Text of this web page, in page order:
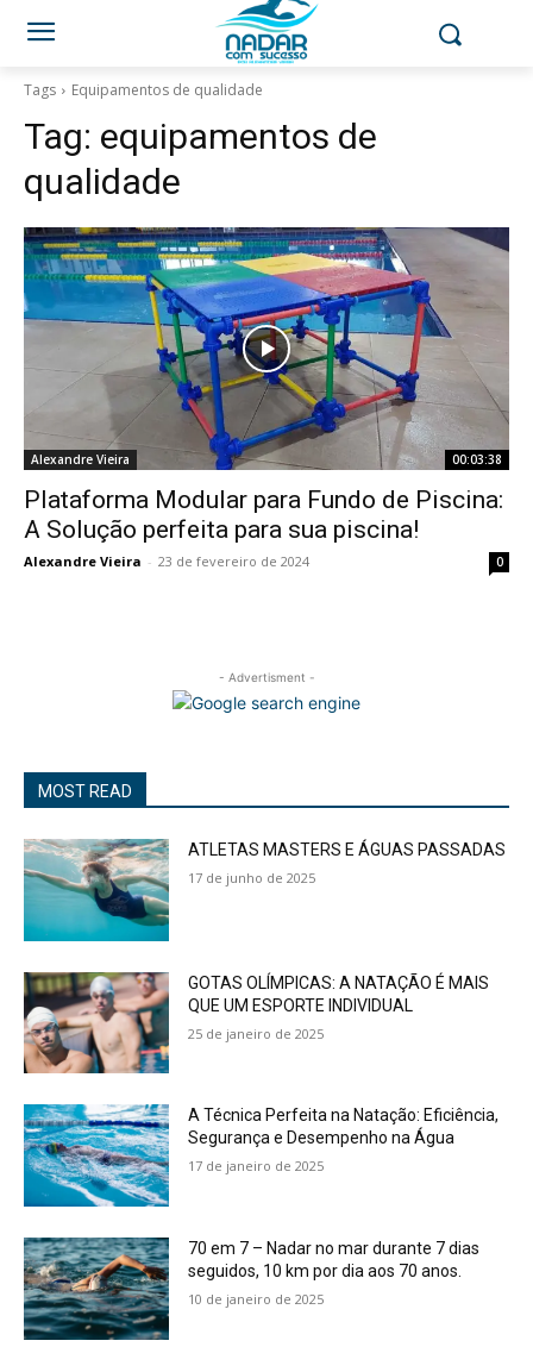
Tags Equipamentos de qualidade
Tag: equipamentos de
qualidade
Alexandre Vieira 00:03:38
Plataforma Modular para Fundo de Piscina:
A Solução perfeita para sua piscina!
Alexandre Vieira - 23 de fevereiro de 2024 0
- Advertisment -
MOST READ
ATLETAS MASTERS E ÁGUAS PASSADAS
17 de junho de 2025
GOTAS OLÍMPICAS: A NATAÇÃO É MAIS
QUE UM ESPORTE INDIVIDUAL
25 de janeiro de 2025
A Técnica Perfeita na Natação: Eficiência,
Segurança e Desempenho na Água
17 de janeiro de 2025
70 em 7 – Nadar no mar durante 7 dias
seguidos, 10 km por dia aos 70 anos.
10 de janeiro de 2025